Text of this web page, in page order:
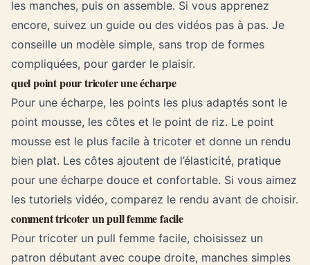
les manches, puis on assemble. Si vous apprenez
encore, suivez un guide ou des vidéos pas à pas. Je
conseille un modèle simple, sans trop de formes
compliquées, pour garder le plaisir.
quel point pour tricoter une écharpe
Pour une écharpe, les points les plus adaptés sont le
point mousse, les côtes et le point de riz. Le point
mousse est le plus facile à tricoter et donne un rendu
bien plat. Les côtes ajoutent de l’élasticité, pratique
pour une écharpe douce et confortable. Si vous aimez
les tutoriels vidéo, comparez le rendu avant de choisir.
comment tricoter un pull femme facile
Pour tricoter un pull femme facile, choisissez un
patron débutant avec coupe droite, manches simples